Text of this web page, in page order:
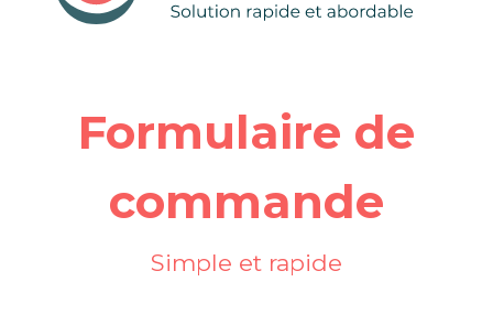
Formulaire de
commande
Simple et rapide